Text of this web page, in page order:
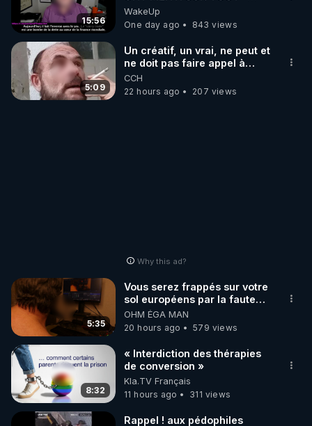
15:56
Jocelyne Traduction
WakeUp
One day ago
843 views
5:09
Un créatif, un vrai, ne peut et
ne doit pas faire appel à
l'intelligence artificielle
CCH
22 hours ago
207 views
Why this ad?
5:35
Vous serez frappés sur votre
sol européens par la faute
des dirigeants qui s'en
mettent dans le nez
OHM ÉGA MAN
20 hours ago
579 views
8:32
« Interdiction des thérapies
de conversion »
Kla.TV Français
11 hours ago
311 views
Rappel ! aux pédophiles